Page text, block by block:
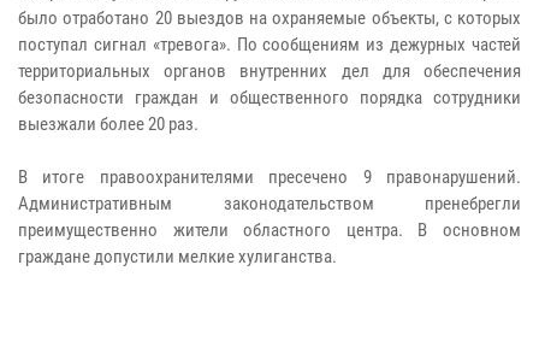
было отработано 20 выездов на охраняемые объекты, с которых
поступал сигнал «тревога». По сообщениям из дежурных частей
территориальных органов внутренних дел для обеспечения
безопасности граждан и общественного порядка сотрудники
выезжали более 20 раз.
В итоге правоохранителями пресечено 9 правонарушений.
Административным законодательством пренебрегли
преимущественно жители областного центра. В основном
граждане допустили мелкие хулиганства.